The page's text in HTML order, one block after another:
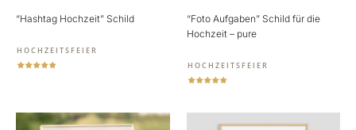
“Hashtag Hochzeit” Schild
HOCHZEITSFEIER
“Foto Aufgaben” Schild für die
Hochzeit – pure
HOCHZEITSFEIER